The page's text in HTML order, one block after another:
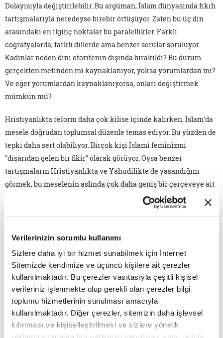
Verilerinizin sorumlu kullanımı
Sizlere daha iyi bir hizmet sunabilmek için İnternet
Sitemizde kendimize ve üçüncü kişilere ait çerezler
kullanılmaktadır. Bu çerezler vasıtasıyla çeşitli kişisel
verileriniz işlenmekte olup gerekli olan çerezler bilgi
toplumu hizmetlerinin sunulması amacıyla
kullanılmaktadır. Diğer çerezler, sitemizin daha işlevsel
kılınması ve kişiselleştirilmesi ve sizlere yönelik
Dolayısıyla değiştirilebilir. Bu argüman, İslam dünyasında fıkıh
tartışmalarıyla neredeyse birebir örtüşüyor. Zaten bu üç din
arasındaki en ilginç noktalar bu paralellikler. Farklı
coğrafyalarda, farklı dillerde ama benzer sorular soruluyor.
Kadınlar neden dini otoritenin dışında bırakıldı? Bu durum
gerçekten metinden mi kaynaklanıyor, yoksa yorumlardan mı?
Ve eğer yorumlardan kaynaklanıyorsa, onları değiştirmek
mümkün mü?
Hristiyanlıkta reform daha çok kilise içinde kalırken, İslam'da
mesele doğrudan toplumsal düzenle temas ediyor. Bu yüzden de
tepki daha sert olabiliyor. Birçok kişi İslami feminizmi
"dışarıdan gelen bir fikir" olarak görüyor. Oysa benzer
tartışmaların Hristiyanlıkta ve Yahudilikte de yaşandığını
görmek, bu meselenin aslında çok daha geniş bir çerçeveye ait
olduğunu gösteriyor. Sonuçta ister Hristiyanlıkta, Yahudilikte,
ister İslam'da olsun, feminist yaklaşımlar bize şunu söylüyor:
sorularla, hangi ihtiyaçlarla okuduğu belirleyicidir. Fakat
geleneğin asırların süzgecinden geçerek, çürük olanları
eleyerek bugüne geldiğini ve geleneğin yolumuza tuttuğu ışık
olmadan yeni yolların aydınlanmayacağını unutmamak
gerekir.